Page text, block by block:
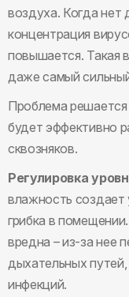
воздуха. Когда
концентрация
повышается. Такая
даже самый
Проблема решается
будет эффективно
сквозняков.
Регулировка
влажность создает
грибка в
вредна – из-за нее
дыхательных
инфекций.